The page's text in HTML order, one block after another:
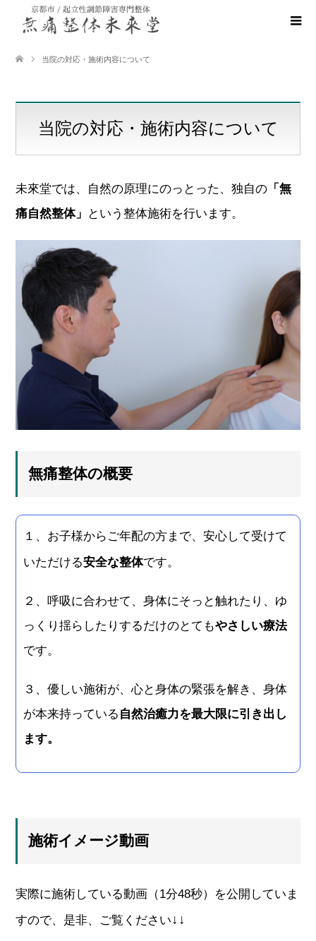
当院の対応・施術内容について
当院の対応・施術内容について
未來堂では、自然の原理にのっとった、独自の 「無
痛自然整体」 という整体施術を行います。
無痛整体の概要
１、お子様からご年配の方まで、安心して受けて
いただける安全な整体です。
２、呼吸に合わせて、身体にそっと触れたり、ゆ
っくり揺らしたりするだけのとてもやさしい療法
です。
３、優しい施術が、心と身体の緊張を解き、身体
が本来持っている 自然治癒力を最大限に引き出し
ます。
施術イメージ動画
実際に施術している動画（1分48秒）を公開していま
すので、是非、ご覧ください↓↓